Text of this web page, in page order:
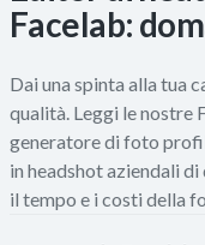
Facelab:
Dai una spinta alla tua
qualità. Leggi le nostre
generatore di foto
in headshot aziendali
il tempo e i costi della